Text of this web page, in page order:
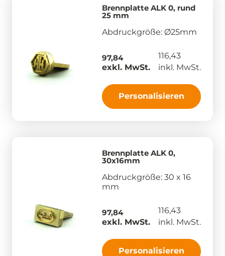
Brennplatte ALK 0, rund
25 mm
Abdruckgröße: Ø25mm
97,84
exkl. MwSt.
116,43
inkl. MwSt.
Personalisieren
Brennplatte ALK 0,
30x16mm
Abdruckgröße: 30 x 16
mm
97,84
exkl. MwSt.
116,43
inkl. MwSt.
Personalisieren